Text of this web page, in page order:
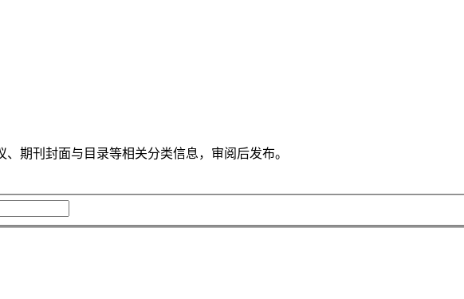
期刊封面与目录等相关分类信息，审阅后发布。